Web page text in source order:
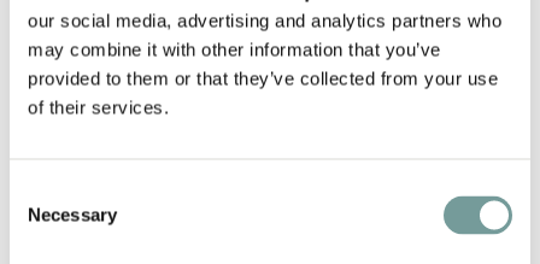
our social media, advertising and analytics partners who
may combine it with other information that you’ve
provided to them or that they’ve collected from your use
of their services.
Selection
Necessary
Studierenden möchte Quality Lodgings dem
Handwerk der echten Gastfreundschaft die
Wertschätzung geben, die es verdient.
wollen. Gerade jetzt, da KI und Robotik im Trend